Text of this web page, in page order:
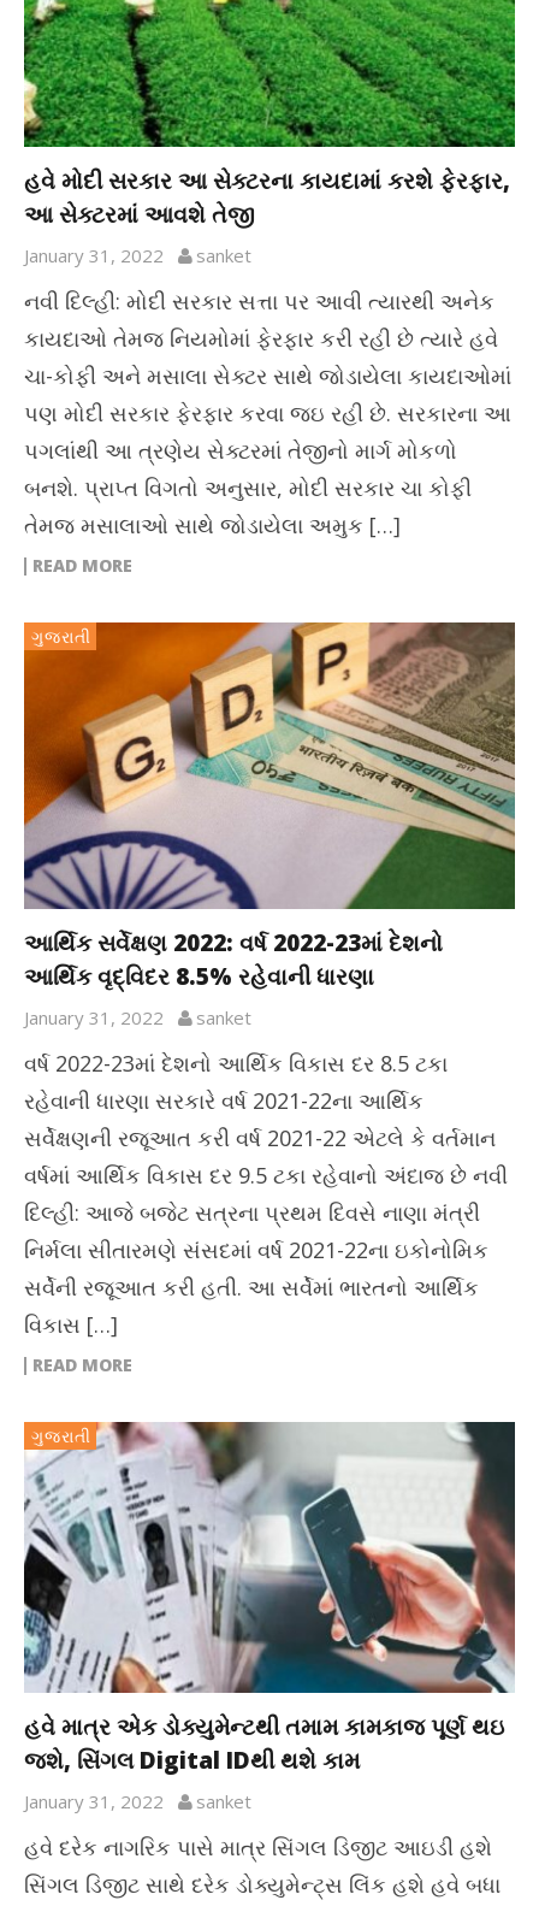
હવે મોદી સરકાર આ સેક્ટરના કાયદામાં કરશે ફેરફાર,
આ સેક્ટરમાં આવશે તેજી
January 31, 2022 sanket
નવી દિલ્હી: મોદી સરકાર સત્તા પર આવી ત્યારથી અનેક
કાયદાઓ તેમજ નિયમોમાં ફેરફાર કરી રહી છે ત્યારે હવે
ચા-કોફી અને મસાલા સેક્ટર સાથે જોડાયેલા કાયદાઓમાં
પણ મોદી સરકાર ફેરફાર કરવા જઇ રહી છે. સરકારના આ
પગલાંથી આ ત્રણેય સેક્ટરમાં તેજીનો માર્ગ મોકળો
બનશે. પ્રાપ્ત વિગતો અનુસાર, મોદી સરકાર ચા કોફી
તેમજ મસાલાઓ સાથે જોડાયેલા અમુક […]
READ MORE
ગુજરાતી
આર્થિક સર્વેક્ષણ 2022: વર્ષ 2022-23માં દેશનો
આર્થિક વૃદ્વિદર 8.5% રહેવાની ધારણા
January 31, 2022 sanket
વર્ષ 2022-23માં દેશનો આર્થિક વિકાસ દર 8.5 ટકા
રહેવાની ધારણા સરકારે વર્ષ 2021-22ના આર્થિક
સર્વેક્ષણની રજૂઆત કરી વર્ષ 2021-22 એટલે કે વર્તમાન
વર્ષમાં આર્થિક વિકાસ દર 9.5 ટકા રહેવાનો અંદાજ છે નવી
દિલ્હી: આજે બજેટ સત્રના પ્રથમ દિવસે નાણા મંત્રી
નિર્મલા સીતારમણે સંસદમાં વર્ષ 2021-22ના ઇકોનોમિક
સર્વેની રજૂઆત કરી હતી. આ સર્વેમાં ભારતનો આર્થિક
વિકાસ […]
READ MORE
ગુજરાતી
હવે માત્ર એક ડોક્યુમેન્ટથી તમામ કામકાજ પૂર્ણ થઇ
જશે, સિંગલ Digital IDથી થશે કામ
January 31, 2022 sanket
હવે દરેક નાગરિક પાસે માત્ર સિંગલ ડિજીટ આઇડી હશે
સિંગલ ડિજીટ સાથે દરેક ડોક્યુમેન્ટ્સ લિંક હશે હવે બધા